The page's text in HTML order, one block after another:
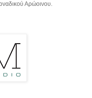
Αρώοινου.